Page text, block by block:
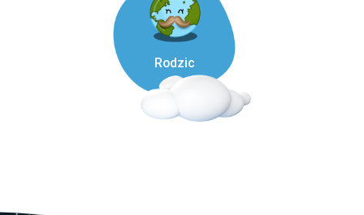
Rodzic